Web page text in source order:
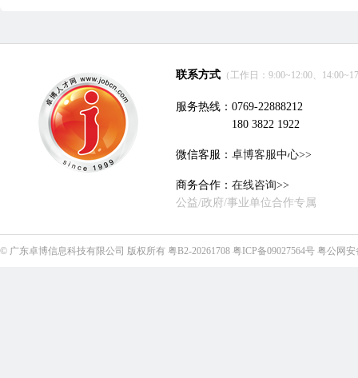
联系方式 （工作日：9:00~12:00、
服务热线：0769-22888212
180 3822 1922
微信客服： 卓博客服中心>>
商务合作： 在线咨询>>
公益/政府/事业单位合作专属
© 广东卓博信息科技有限公司 版权所有 粤B2-20261708 粤ICP备09027564号 粤公网安